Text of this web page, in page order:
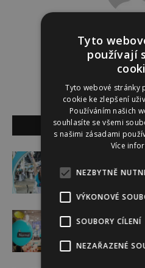
Lucie
Dopřejte
pauzu
Dánský
České
Tyto
používají
Tyto webové stránky
cookie ke zlepšení
Používáním našich
souhlasíte se všemi
s našimi zásadami
Více
NEZBYTNĚ
VÝKONOVÉ
SOUBORY CÍLENÍ
NEZAŘAZENÉ